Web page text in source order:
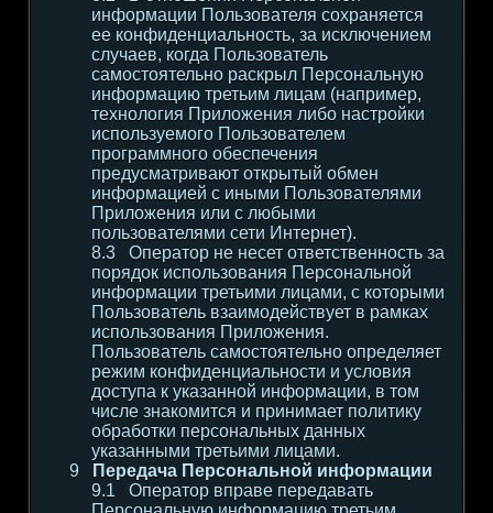
информации Пользователя сохраняется
ее конфиденциальность, за исключением
случаев, когда Пользователь
самостоятельно раскрыл Персональную
информацию третьим лицам (например,
технология Приложения либо настройки
используемого Пользователем
программного обеспечения
предусматривают открытый обмен
информацией с иными Пользователями
Приложения или с любыми
пользователями сети Интернет).
Оператор не несет ответственность за
порядок использования Персональной
информации третьими лицами, с которыми
Пользователь взаимодействует в рамках
использования Приложения.
Пользователь самостоятельно определяет
режим конфиденциальности и условия
доступа к указанной информации, в том
числе знакомится и принимает политику
обработки персональных данных
указанными третьими лицами.
Передача Персональной информации
Оператор вправе передавать